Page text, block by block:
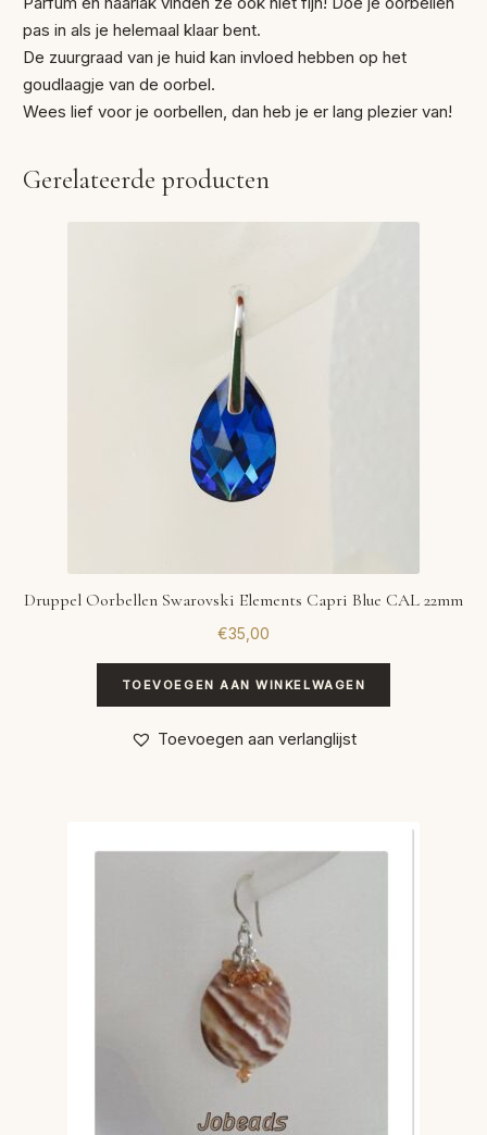
pas in als je helemaal klaar bent.
De zuurgraad van je huid kan invloed hebben op het
goudlaagje van de oorbel.
Wees lief voor je oorbellen, dan heb je er lang plezier van!
Gerelateerde producten
Druppel Oorbellen Swarovski Elements Capri Blue CAL 22mm
€35,00
TOEVOEGEN AAN WINKELWAGEN
Toevoegen aan verlanglijst